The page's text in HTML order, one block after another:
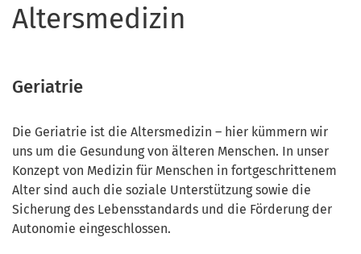
Altersmedizin
Geriatrie
Die Geriatrie ist die Altersmedizin – hier kümmern wir
uns um die Gesundung von älteren Menschen. In unser
Konzept von Medizin für Menschen in fortgeschrittenem
Alter sind auch die soziale Unterstützung sowie die
Sicherung des Lebensstandards und die Förderung der
Autonomie eingeschlossen.